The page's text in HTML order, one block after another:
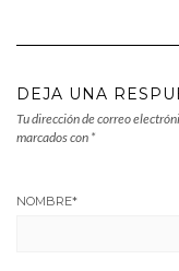
DEJA UNA
Tu dirección de correo
marcados con *
NOMBRE*